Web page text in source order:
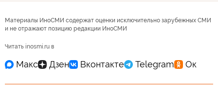
Материалы ИноСМИ содержат оценки исключительно зарубежных СМИ
и не отражают позицию редакции ИноСМИ
Читать inosmi.ru в